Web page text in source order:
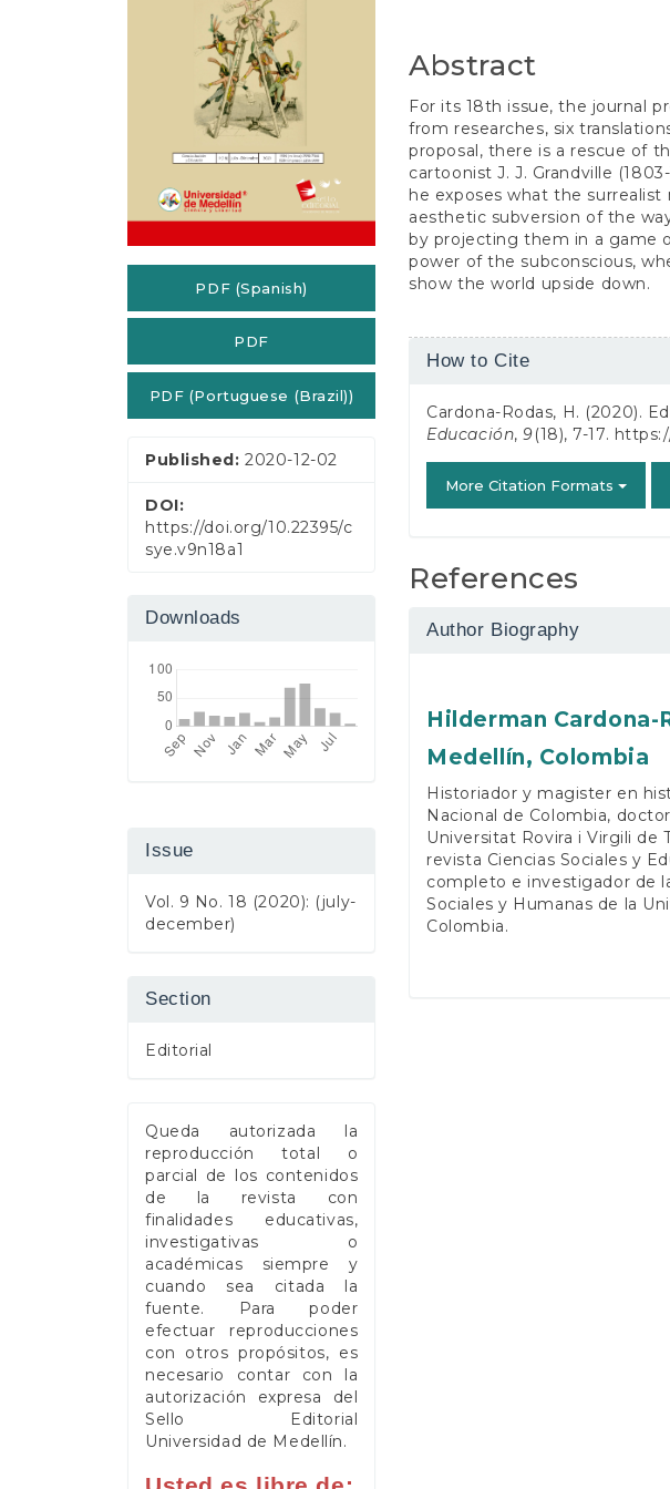
PDF (Spanish)
PDF
PDF (Portuguese (Brazil))
Published:2020-12-02
DOI:
https://doi.org/10.22395/c
sye.v9n18a1
Downloads
Issue
Vol. 9 No. 18 (2020): (july-
december)
Section
Editorial
Queda autorizada la
reproducción total o
parcial de los contenidos
de la revista con
finalidades educativas,
investigativas o
académicas siempre y
cuando sea citada la
fuente. Para poder
efectuar reproducciones
con otros propósitos, es
necesario contar con la
autorización expresa del
Sello Editorial
Universidad de Medellín.
Abstract
For its 18th issue, the journal
from researches, six
proposal, there is a rescue of
cartoonist J. J. Grandville
he exposes what the
aesthetic subversion of the
by projecting them in a game
power of the subconscious,
show the world upside down.
Article
How to Cite
Cardona-Rodas, H. (2020).
Educación, 9(18), 7-17.
More Citation Formats
References
Author Biography
Hilderman Cardona-
Medellín, Colombia
Historiador y magister en
Nacional de Colombia,
Universitat Rovira i Virgili de
revista Ciencias Sociales y
completo e investigador de
Sociales y Humanas de la
Colombia.